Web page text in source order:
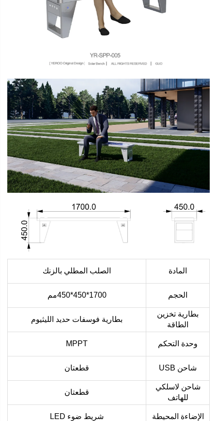
المادة الصلب المطلي بالزنك
الحجم 1700*450*450مم
بطارية تخزين
الطاقة
بطارية فوسفات حديد الليثيوم
وحدة التحكم MPPT
شاحن USB قطعتان
شاحن لاسلكي
للهاتف
قطعتان
الإضاءة المحيطة شريط ضوء LED